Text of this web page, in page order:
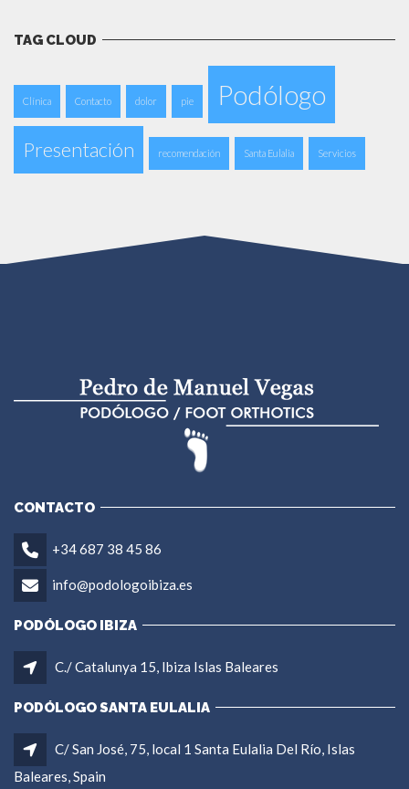
TAG CLOUD
Clínica Contacto dolor pie Podólogo
Presentación recomendación Santa Eulalia Servicios
CONTACTO
+34 687 38 45 86
info@podologoibiza.es
PODÓLOGO IBIZA
C./ Catalunya 15, Ibiza Islas Baleares
PODÓLOGO SANTA EULALIA
C/ San José, 75, local 1 Santa Eulalia Del Río, Islas
Baleares, Spain